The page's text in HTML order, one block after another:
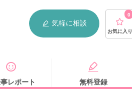
気軽に相談
0
お気に入り
レポート 無料登録